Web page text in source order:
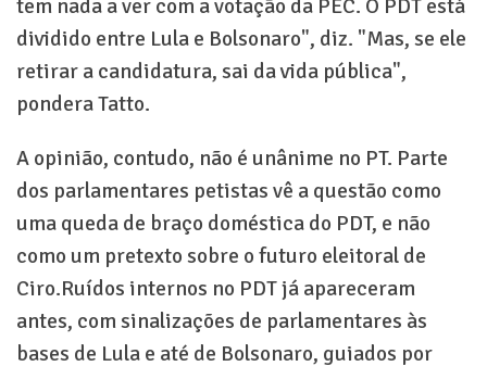
tem nada a ver com a votação da PEC. O PDT está
dividido entre Lula e Bolsonaro", diz. "Mas, se ele
retirar a candidatura, sai da vida pública",
pondera Tatto.
A opinião, contudo, não é unânime no PT. Parte
dos parlamentares petistas vê a questão como
uma queda de braço doméstica do PDT, e não
como um pretexto sobre o futuro eleitoral de
Ciro.Ruídos internos no PDT já apareceram
antes, com sinalizações de parlamentares às
bases de Lula e até de Bolsonaro, guiados por